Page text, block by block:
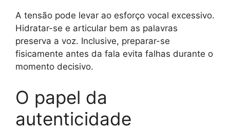
A tensão pode levar ao esforço vocal excessivo.
Hidratar-se e articular bem as palavras
preserva a voz. Inclusive, preparar-se
fisicamente antes da fala evita falhas durante o
momento decisivo.
O papel da
autenticidade